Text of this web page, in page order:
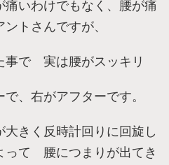
痛いわけでもなく、腰が痛
トさんですが、
事で 実は腰がスッキリ
、右がアフターです。
大きく反時計回りに回旋し
って 腰につまりが出てき